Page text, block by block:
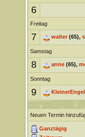
6
Freitag
7 walter(65),
Samstag
8 anne(65),
Sonntag
9 KleinerEngel
Neuen Termin
Ganztägig